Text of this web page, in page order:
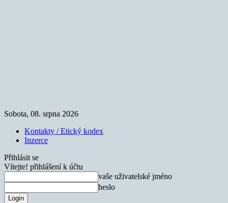
Sobota, 08. srpna 2026
Kontakty / Etický kodex
Inzerce
Přihlásit se
Vítejte! přihlášení k účtu
vaše uživatelské jméno
heslo